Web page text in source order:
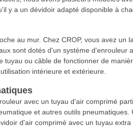
y a un dévidoir adapté disponible à
au mur. Chez CROP, vous avez
sont dotés d'un système
tuyau ou câble de fonctionner de
intérieure et extérieure.
avec un tuyau d'air comprimé
et autres outils pneumatiques.
d'air comprimé avec un tuyau